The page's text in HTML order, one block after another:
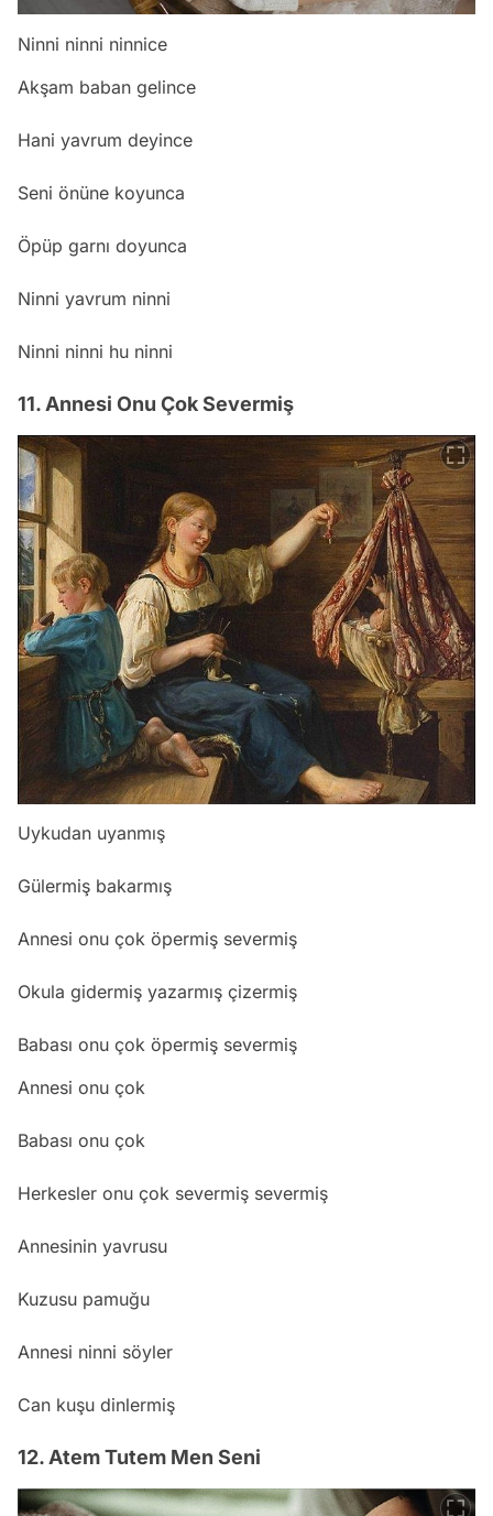
Ninni ninni ninnice
Akşam baban gelince
Hani yavrum deyince
Seni önüne koyunca
Öpüp garnı doyunca
Ninni yavrum ninni
Ninni ninni hu ninni
11. Annesi Onu Çok Severmiş
Uykudan uyanmış
Gülermiş bakarmış
Annesi onu çok öpermiş severmiş
Okula gidermiş yazarmış çizermiş
Babası onu çok öpermiş severmiş
Annesi onu çok
Babası onu çok
Herkesler onu çok severmiş severmiş
Annesinin yavrusu
Kuzusu pamuğu
Annesi ninni söyler
Can kuşu dinlermiş
12. Atem Tutem Men Seni